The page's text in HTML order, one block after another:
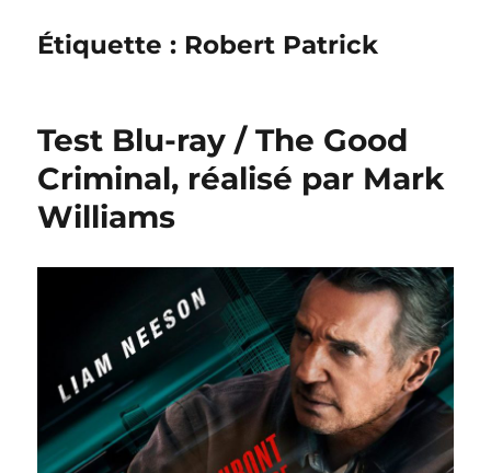
Étiquette : Robert Patrick
Test Blu-ray / The Good
Criminal, réalisé par Mark
Williams